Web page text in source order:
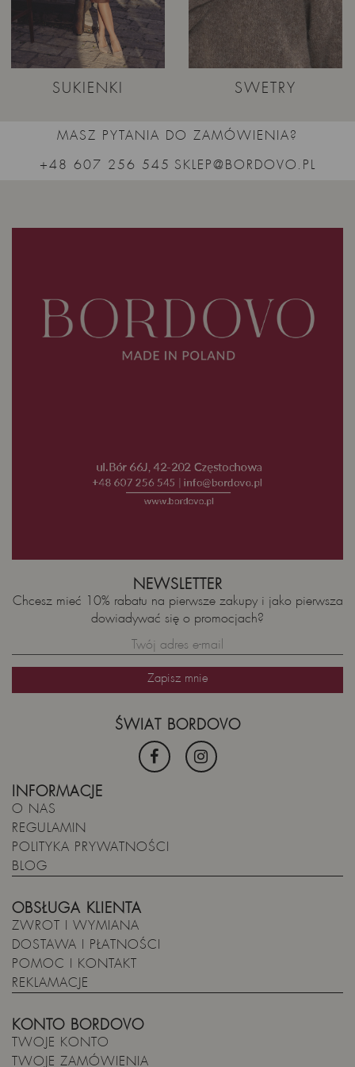
SUKIENKI SWETRY
MASZ PYTANIA DO ZAMÓWIENIA?
+48 607 256 545 SKLEP@BORDOVO.PL
INFORMACJE
O NAS
REGULAMIN
POLITYKA PRYWATNOŚCI
BLOG
OBSŁUGA KLIENTA
ZWROT I WYMIANA
DOSTAWA I PŁATNOŚCI
POMOC I KONTAKT
REKLAMACJE
KONTO BORDOVO
TWOJE KONTO
TWOJE ZAMÓWIENIA
ŚWIAT BORDOVO
NEWSLETTER
Chcesz mieć 10% rabatu na pierwsze zakupy i jako pierwsza
dowiadywać się o promocjach?